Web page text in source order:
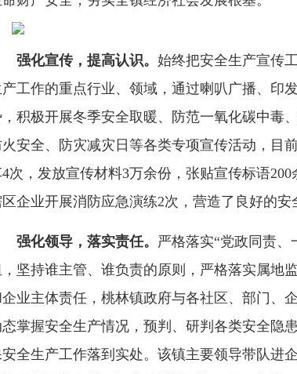
强化宣传，提高认识。 始终把安全生产宣传
工作的重点行业、领域，通过喇叭广播、印
积极开展冬季安全取暖、防范一氧化碳中毒
火安全、防灾减灾日等各类专项宣传活动，目
次，发放宣传材料3万余份，张贴宣传标语
企业开展消防应急演练2次，营造了良好的安
强化领导，落实责任。 严格落实“党政同责
坚持谁主管、谁负责的原则，严格落实属地
业主体责任，桃林镇政府与各社区、部门、
掌握安全生产情况，预判、研判各类安全隐
全生产工作落到实处。该镇主要领导带队进